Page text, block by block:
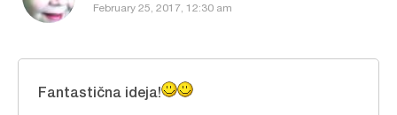
February 25, 2017, 12:30 am
Fantastična ideja!